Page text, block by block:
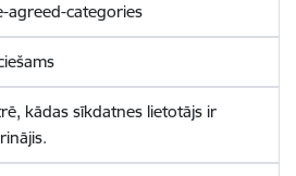
agreed-categories
kādas sīkdatnes lietotājs ir